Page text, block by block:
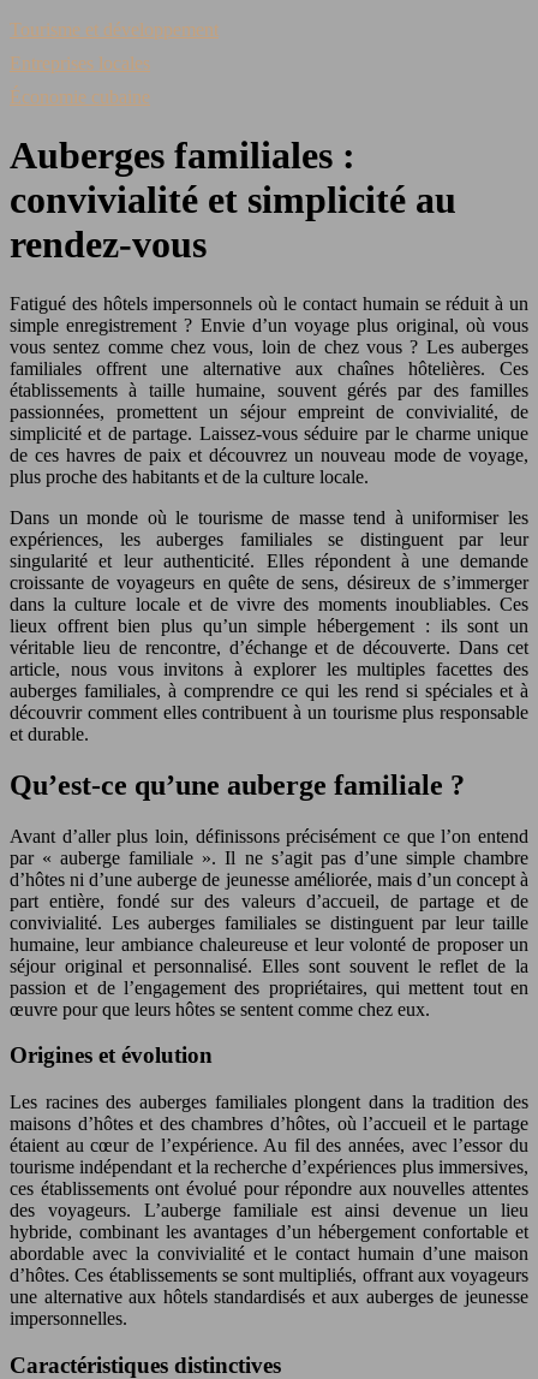
Tourisme et développement
Entreprises locales
Économie cubaine
Auberges familiales :
convivialité et simplicité au
rendez-vous
Fatigué des hôtels impersonnels où le contact humain se réduit à un
simple enregistrement ? Envie d’un voyage plus original, où vous
vous sentez comme chez vous, loin de chez vous ? Les auberges
familiales offrent une alternative aux chaînes hôtelières. Ces
établissements à taille humaine, souvent gérés par des familles
passionnées, promettent un séjour empreint de convivialité, de
simplicité et de partage. Laissez-vous séduire par le charme unique
de ces havres de paix et découvrez un nouveau mode de voyage,
plus proche des habitants et de la culture locale.
Dans un monde où le tourisme de masse tend à uniformiser les
expériences, les auberges familiales se distinguent par leur
singularité et leur authenticité. Elles répondent à une demande
croissante de voyageurs en quête de sens, désireux de s’immerger
dans la culture locale et de vivre des moments inoubliables. Ces
lieux offrent bien plus qu’un simple hébergement : ils sont un
véritable lieu de rencontre, d’échange et de découverte. Dans cet
article, nous vous invitons à explorer les multiples facettes des
auberges familiales, à comprendre ce qui les rend si spéciales et à
découvrir comment elles contribuent à un tourisme plus responsable
et durable.
Qu’est-ce qu’une auberge familiale ?
Avant d’aller plus loin, définissons précisément ce que l’on entend
par « auberge familiale ». Il ne s’agit pas d’une simple chambre
d’hôtes ni d’une auberge de jeunesse améliorée, mais d’un concept à
part entière, fondé sur des valeurs d’accueil, de partage et de
convivialité. Les auberges familiales se distinguent par leur taille
humaine, leur ambiance chaleureuse et leur volonté de proposer un
séjour original et personnalisé. Elles sont souvent le reflet de la
passion et de l’engagement des propriétaires, qui mettent tout en
œuvre pour que leurs hôtes se sentent comme chez eux.
Origines et évolution
Les racines des auberges familiales plongent dans la tradition des
maisons d’hôtes et des chambres d’hôtes, où l’accueil et le partage
étaient au cœur de l’expérience. Au fil des années, avec l’essor du
tourisme indépendant et la recherche d’expériences plus immersives,
ces établissements ont évolué pour répondre aux nouvelles attentes
des voyageurs. L’auberge familiale est ainsi devenue un lieu
hybride, combinant les avantages d’un hébergement confortable et
abordable avec la convivialité et le contact humain d’une maison
d’hôtes. Ces établissements se sont multipliés, offrant aux voyageurs
une alternative aux hôtels standardisés et aux auberges de jeunesse
impersonnelles.
Caractéristiques distinctives